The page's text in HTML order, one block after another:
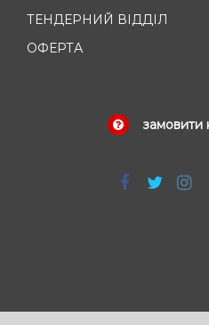
ТЕНДЕРНИЙ ВІДДІЛ
ОФЕРТА
замовити